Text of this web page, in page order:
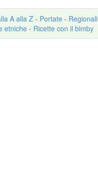
A alla Z - Portate - Regionali
etniche - Ricette con il bimby